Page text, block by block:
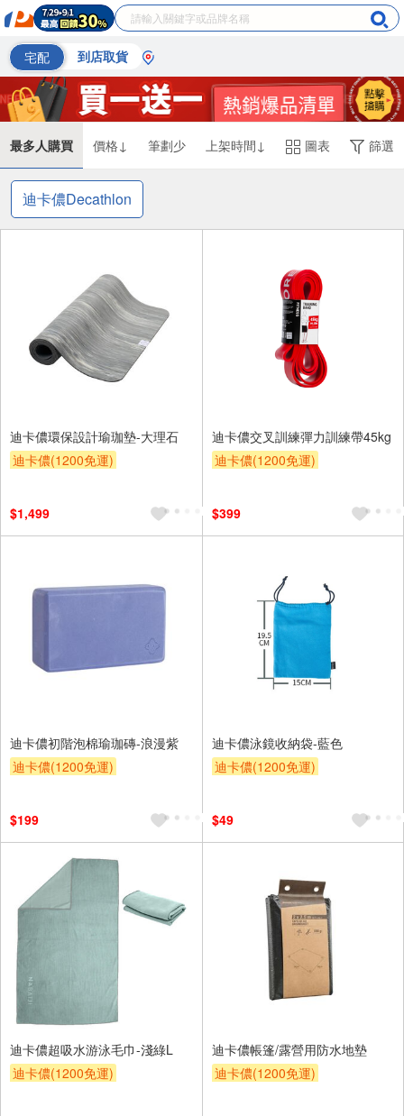
宅配 到店取貨
最多人購買 價格↓ 筆劃少 上架時間↓ 圖表 篩選
迪卡儂Decathlon
迪卡儂環保設計瑜珈墊-大理石
迪卡儂(1200免運)
$1,499
迪卡儂交叉訓練彈力訓練帶45kg
迪卡儂(1200免運)
$399
迪卡儂初階泡棉瑜珈磚-浪漫紫
迪卡儂(1200免運)
$199
迪卡儂泳鏡收納袋-藍色
迪卡儂(1200免運)
$49
迪卡儂超吸水游泳毛巾-淺綠L
迪卡儂(1200免運)
迪卡儂帳篷/露營用防水地墊
迪卡儂(1200免運)